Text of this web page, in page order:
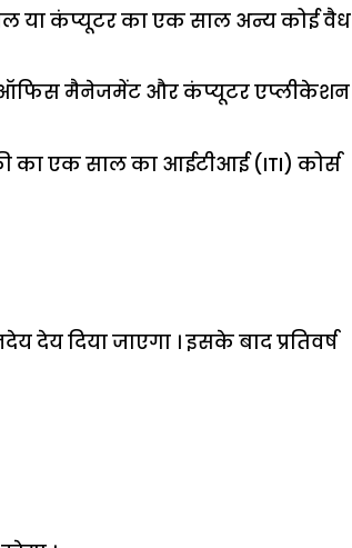
या कंप्यूटर का एक साल अन्य कोई वैध
ऑफिस मैनेजमेंट और कंप्यूटर एप्लीकेशन
का एक साल का आईटीआई (ITI) कोर्स
दिया जाएगा । इसके बाद प्रतिवर्ष